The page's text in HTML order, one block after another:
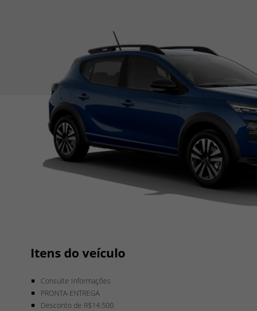
Itens do veículo
Consulte Informações
PRONTA-ENTREGA
Desconto de R$14.500